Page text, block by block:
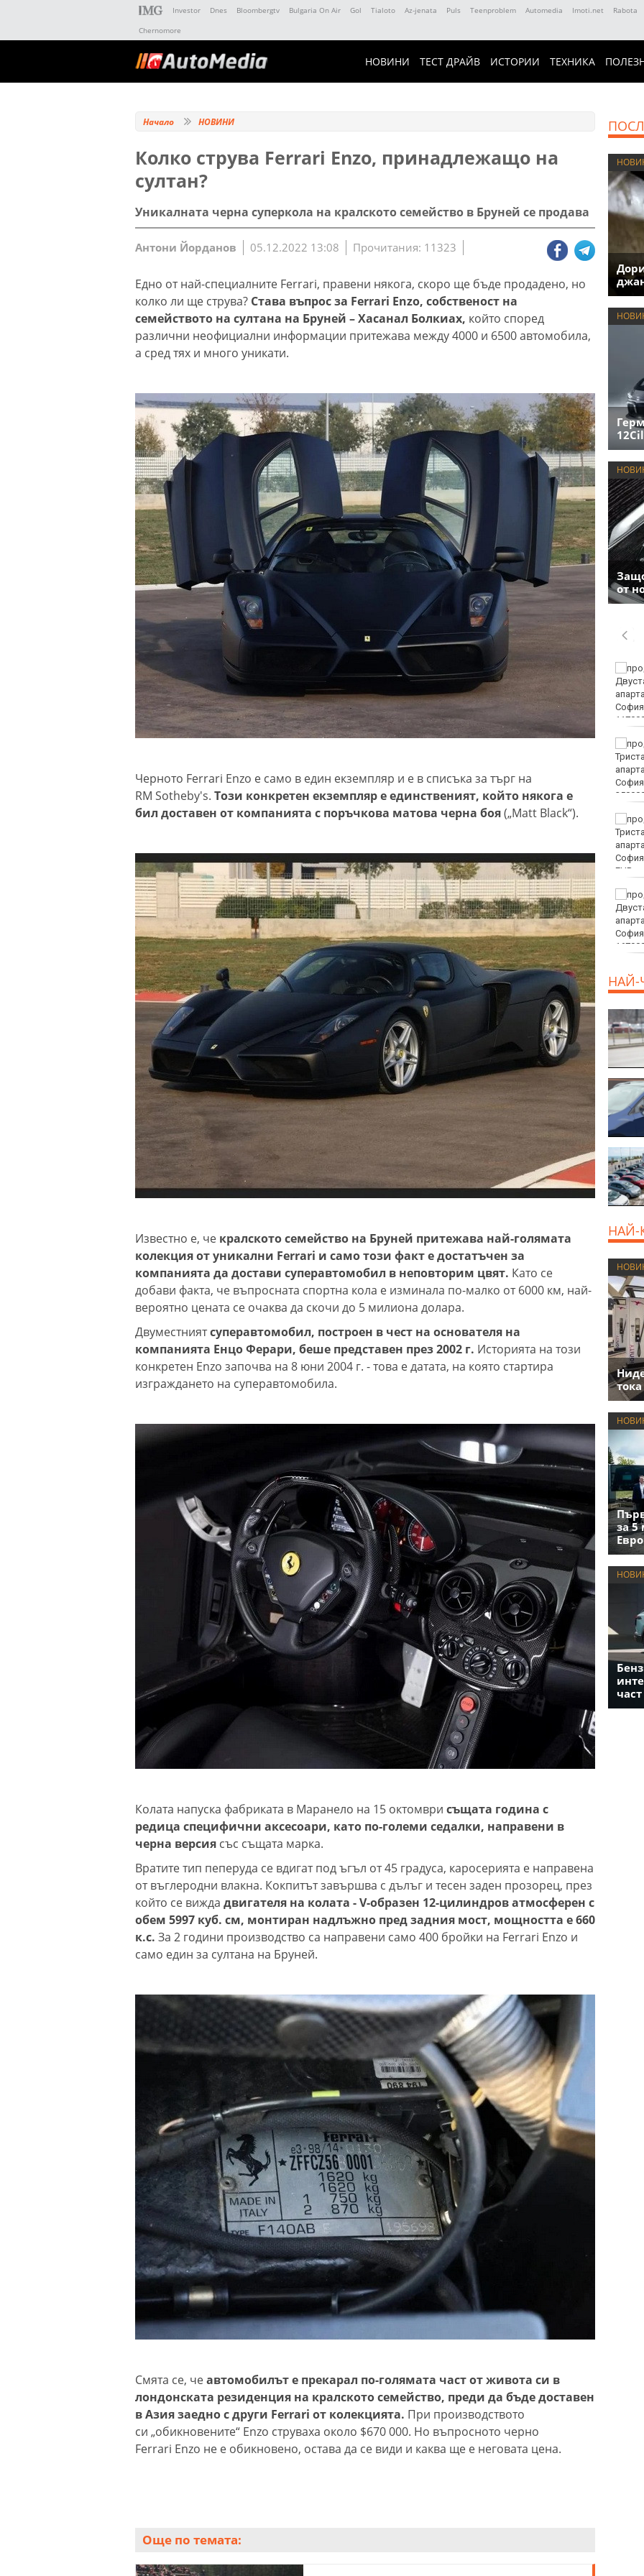
Investor Dnes Bloombergtv Bulgaria On Air Gol Tialoto Az-jenata Puls Teenproblem Automedia Imoti.net Rabota
Chernomore
НОВИНИ ТЕСТ ДРАЙВ ИСТОРИИ ТЕХНИКА
Начало НОВИНИ
Колко струва Ferrari Enzo, принадлежащо на
султан?
Уникалната черна суперкола на кралското семейство в Бруней се продава
Антони Йорданов 05.12.2022 13:08 Прочитания: 11323
Едно от най-специалните Ferrari, правени някога, скоро ще бъде продадено, но
колко ли ще струва? Става въпрос за Ferrari Enzo, собственост на
семейството на султана на Бруней – Хасанал Болкиах, който според
различни неофициални информации притежава между 4000 и 6500 автомобила,
а сред тях и много уникати.
Черното Ferrari Enzo е само в един екземпляр и е в списъка за търг на
RM Sotheby's. Този конкретен екземпляр е единственият, който някога е
бил доставен от компанията с поръчкова матова черна боя(„Matt Black“).
Известно е, че кралското семейство на Бруней притежава най-голямата
колекция от уникални Ferrari и само този факт е достатъчен за
компанията да достави суперавтомобил в неповторим цвят. Като се
добави факта, че въпросната спортна кола е изминала по-малко от 6000 км, най-
вероятно цената се очаква да скочи до 5 милиона долара.
Двуместниятсуперавтомобил, построен в чест на основателя на
компанията Енцо Ферари, беше представен през 2002 г. Историята на този
конкретен Enzo започва на 8 юни 2004 г. - това е датата, на която стартира
изграждането на суперавтомобила.
Колата напуска фабриката в Маранело на 15 октомври същата година с
редица специфични аксесоари, като по-големи седалки, направени в
черна версия със същата марка.
Вратите тип пеперуда се вдигат под ъгъл от 45 градуса, каросерията е направена
от въглеродни влакна. Кокпитът завършва с дълъг и тесен заден прозорец, през
който се вижда двигателя на колата - V-образен 12-цилиндров атмосферен с
обем 5997 куб. см, монтиран надлъжно пред задния мост, мощността е 660
к.с. За 2 години производство са направени само 400 бройки на Ferrari Enzo и
само един за султана на Бруней.
Смята се, чеавтомобилът е прекарал по-голямата част от живота си в
лондонската резиденция на кралското семейство, преди да бъде доставен
в Азия заедно с други Ferrari от колекцията. При производството
си „обикновените“ Enzo струваха около $670 000. Но въпросното черно
Ferrari Enzo не е обикновено, остава да се види и каква ще е неговата цена.
Още по темата:
от
Винисиус Жуниор
преподписа с Реал
(Мадрид)
Тъжна вест! Почина
Златото стигна до 4295
долара за унция
EUR
800
НАЙ-
НАЙ-
за 5
част